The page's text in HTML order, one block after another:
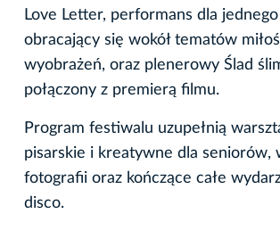
Love Letter, performans dla
obracający się wokół tematów
wyobrażeń, oraz plenerowy Ślad
połączony z premierą filmu.
Program festiwalu uzupełnią
pisarskie i kreatywne dla seniorów,
fotografii oraz kończące całe
disco.